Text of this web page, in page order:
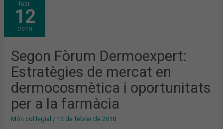
febr.
12
2018
Segon Fòrum Dermoexpert:
Estratègies de mercat en
dermocosmètica i oportunitats
per a la farmàcia
Món col·legial / 12 de febrer de 2018
FÒRUM
DERMOEXPERT:
ESTRATÈGIES
DE
MERCAT
EN
OPORTUNITATS
PER
A
LA